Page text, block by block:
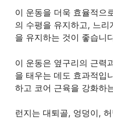
이 운동을 더욱 효율적으
의 수평을 유지하고, 느
을 유지하는 것이 좋습니
이 운동은 옆구리의 근력
을 태우는 데도 효과적입
하고 코어 근육을 강화하
런지는 대퇴골, 엉덩이,